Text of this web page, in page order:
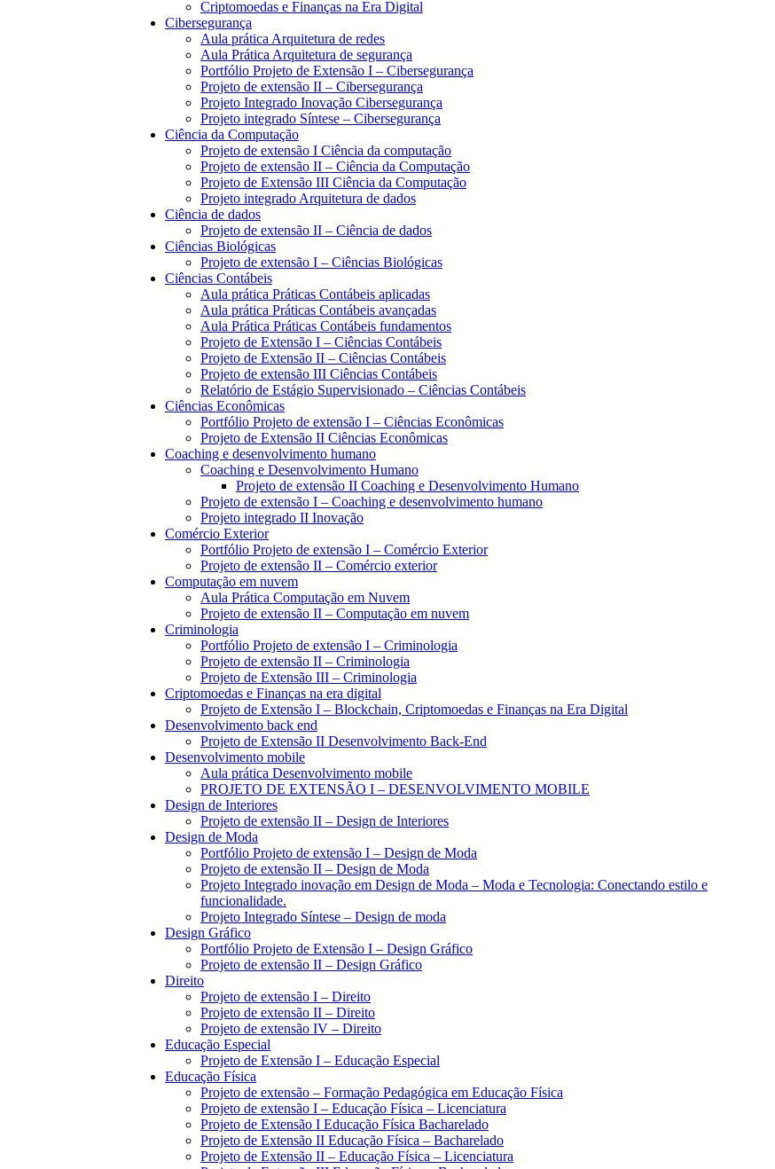
Criptomoedas e Finanças na Era Digital
Cibersegurança
Aula prática Arquitetura de redes
Aula Prática Arquitetura de segurança
Portfólio Projeto de Extensão I – Cibersegurança
Projeto de extensão II – Cibersegurança
Projeto Integrado Inovação Cibersegurança
Projeto integrado Síntese – Cibersegurança
Ciência da Computação
Projeto de extensão I Ciência da computação
Projeto de extensão II – Ciência da Computação
Projeto de Extensão III Ciência da Computação
Projeto integrado Arquitetura de dados
Ciência de dados
Projeto de extensão II – Ciência de dados
Ciências Biológicas
Projeto de extensão I – Ciências Biológicas
Ciências Contábeis
Aula prática Práticas Contábeis aplicadas
Aula prática Práticas Contábeis avançadas
Aula Prática Práticas Contábeis fundamentos
Projeto de Extensão I – Ciências Contábeis
Projeto de Extensão II – Ciências Contábeis
Projeto de extensão III Ciências Contábeis
Relatório de Estágio Supervisionado – Ciências Contábeis
Ciências Econômicas
Portfólio Projeto de extensão I – Ciências Econômicas
Projeto de Extensão II Ciências Econômicas
Coaching e desenvolvimento humano
Coaching e Desenvolvimento Humano
Projeto de extensão II Coaching e Desenvolvimento Humano
Projeto de extensão I – Coaching e desenvolvimento humano
Projeto integrado II Inovação
Comércio Exterior
Portfólio Projeto de extensão I – Comércio Exterior
Projeto de extensão II – Comércio exterior
Computação em nuvem
Aula Prática Computação em Nuvem
Projeto de extensão II – Computação em nuvem
Criminologia
Portfólio Projeto de extensão I – Criminologia
Projeto de extensão II – Criminologia
Projeto de Extensão III – Criminologia
Criptomoedas e Finanças na era digital
Projeto de Extensão I – Blockchain, Criptomoedas e Finanças na Era Digital
Desenvolvimento back end
Projeto de Extensão II Desenvolvimento Back-End
Desenvolvimento mobile
Aula prática Desenvolvimento mobile
PROJETO DE EXTENSÃO I – DESENVOLVIMENTO MOBILE
Design de Interiores
Projeto de extensão II – Design de Interiores
Design de Moda
Portfólio Projeto de extensão I – Design de Moda
Projeto de extensão II – Design de Moda
Projeto Integrado inovação em Design de Moda – Moda e Tecnologia: Conectando estilo e
funcionalidade.
Projeto Integrado Síntese – Design de moda
Design Gráfico
Portfólio Projeto de Extensão I – Design Gráfico
Projeto de extensão II – Design Gráfico
Direito
Projeto de extensão I – Direito
Projeto de extensão II – Direito
Projeto de extensão IV – Direito
Educação Especial
Projeto de Extensão I – Educação Especial
Educação Física
Projeto de extensão – Formação Pedagógica em Educação Física
Projeto de extensão I – Educação Física – Licenciatura
Projeto de Extensão I Educação Física Bacharelado
Projeto de Extensão II Educação Física – Bacharelado
Projeto de Extensão II – Educação Física – Licenciatura